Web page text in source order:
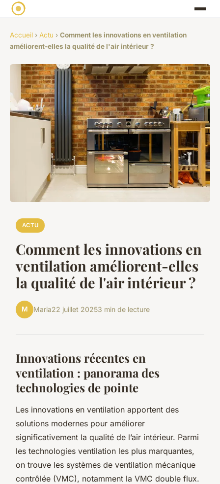
Accueil › Actu › Comment les innovations en ventilation
améliorent-elles la qualité de l'air intérieur ?
ACTU
Comment les innovations en
ventilation améliorent-elles
la qualité de l'air intérieur ?
M Maria22 juillet 20253 min de lecture
Innovations récentes en
ventilation : panorama des
technologies de pointe
Les innovations en ventilation apportent des
solutions modernes pour améliorer
significativement la qualité de l’air intérieur. Parmi
les technologies ventilation les plus marquantes,
on trouve les systèmes de ventilation mécanique
contrôlée (VMC), notamment la VMC double flux.